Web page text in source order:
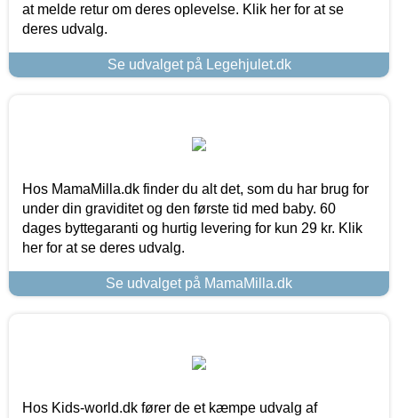
at melde retur om deres oplevelse. Klik her for at se
deres udvalg.
Se udvalget på Legehjulet.dk
Hos MamaMilla.dk finder du alt det, som du har brug for
under din graviditet og den første tid med baby. 60
dages byttegaranti og hurtig levering for kun 29 kr. Klik
her for at se deres udvalg.
Se udvalget på MamaMilla.dk
Hos Kids-world.dk fører de et kæmpe udvalg af